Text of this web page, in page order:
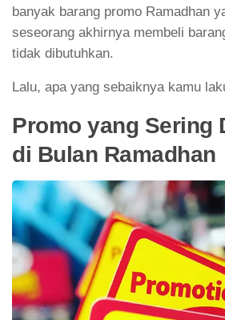
banyak barang promo Ramadhan
seseorang akhirnya membeli
tidak dibutuhkan.
Lalu, apa yang sebaiknya kamu
Promo yang Sering
di Bulan Ramadhan